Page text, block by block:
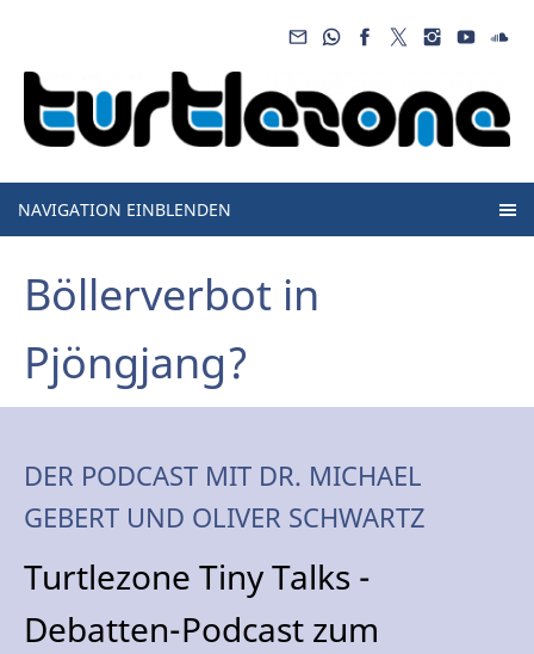
NAVIGATION EINBLENDEN
Böllerverbot in
Pjöngjang?
DER PODCAST MIT DR. MICHAEL
GEBERT UND OLIVER SCHWARTZ
Turtlezone Tiny Talks -
Debatten-Podcast zum